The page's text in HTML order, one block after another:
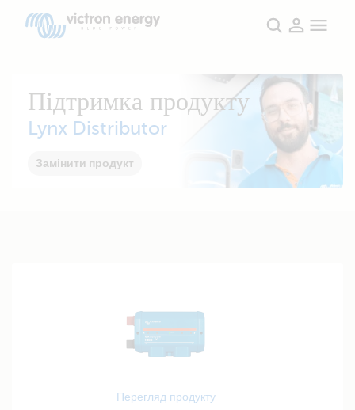
Підтримка продукту
Lynx Distributor
Замінити продукт
Перегляд продукту